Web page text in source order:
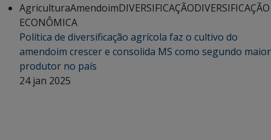
AgriculturaAmendoimDIVERSIFICAÇÃODIVERSIFICAÇÃO
ECONÔMICA
Política de diversificação agrícola faz o cultivo do
amendoim crescer e consolida MS como segundo maior
produtor no país
24 jan 2025